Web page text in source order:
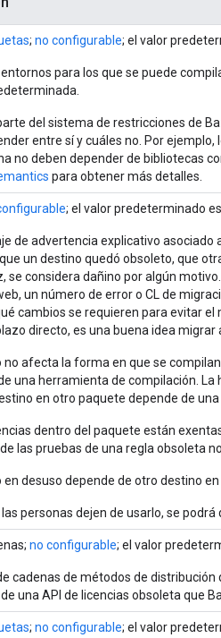
; no configurable; el valor
entornos para los que se puede
del sistema de restricciones de
entre sí y cuáles no. Por
no deben depender de bibliotecas
para obtener más detalles.
; el valor predeterminado es
de advertencia explicativo
un destino quedó obsoleto, que
se considera dañino por algún
un número de error o CL de
cambios se requieren para evitar el
directo, es una buena idea migrar
no afecta la forma en que se
una herramienta de compilación.
en otro paquete depende de
dentro del paquete están
las pruebas de una regla obsoleta
en desuso depende de otro destino
personas dejen de usarlo, se podrá
no configurable; el valor
cadenas de métodos de
una API de licencias obsoleta que
; no configurable; el valor